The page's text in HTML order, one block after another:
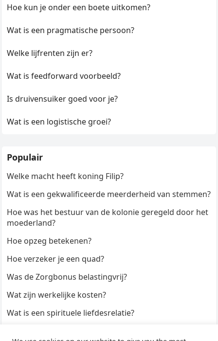
Hoe kun je onder een boete uitkomen?
Wat is een pragmatische persoon?
Welke lijfrenten zijn er?
Wat is feedforward voorbeeld?
Is druivensuiker goed voor je?
Wat is een logistische groei?
Populair
Welke macht heeft koning Filip?
Wat is een gekwalificeerde meerderheid van stemmen?
Hoe was het bestuur van de kolonie geregeld door het
moederland?
Hoe opzeg betekenen?
Hoe verzeker je een quad?
Was de Zorgbonus belastingvrij?
Wat zijn werkelijke kosten?
Wat is een spirituele liefdesrelatie?